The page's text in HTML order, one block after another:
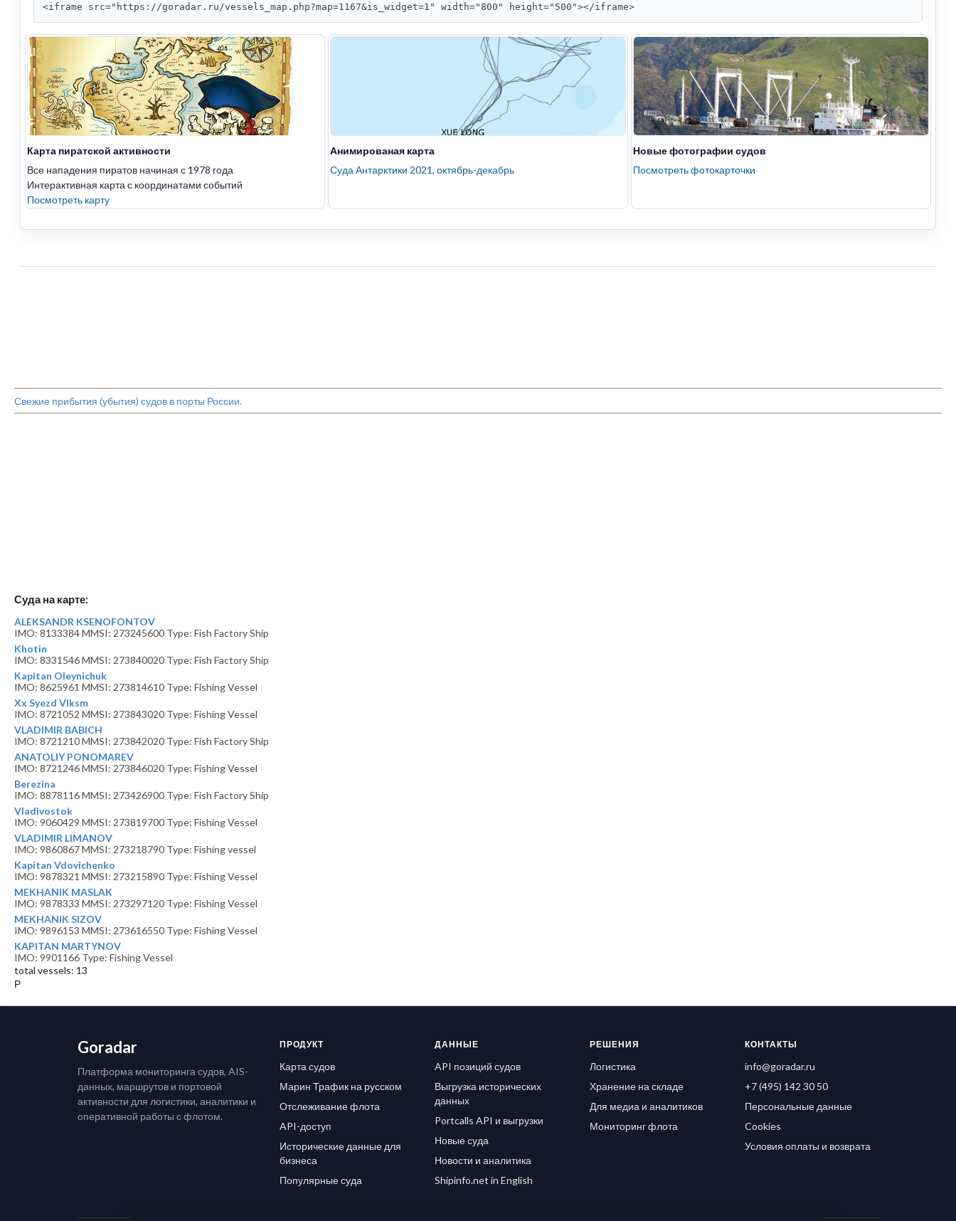
<iframe src="https://goradar.ru/vessels_map.php?map=1167&is_widget=1" width="800" height="500"></iframe>
Карта пиратской активности
Все нападения пиратов начиная с 1978 года
Интерактивная карта с координатами событий
Посмотреть карту
Анимированая карта
Суда Антарктики 2021, октябрь-декабрь
Новые фотографии судов
Посмотреть фотокарточки
Свежие прибытия (убытия) судов в порты России.
Суда на карте:
ALEKSANDR KSENOFONTOV
IMO: 8133384 MMSI: 273245600 Type: Fish Factory Ship
Khotin
IMO: 8331546 MMSI: 273840020 Type: Fish Factory Ship
Kapitan Oleynichuk
IMO: 8625961 MMSI: 273814610 Type: Fishing Vessel
Xx Syezd Vlksm
IMO: 8721052 MMSI: 273843020 Type: Fishing Vessel
VLADIMIR BABICH
IMO: 8721210 MMSI: 273842020 Type: Fish Factory Ship
ANATOLIY PONOMAREV
IMO: 8721246 MMSI: 273846020 Type: Fishing Vessel
Berezina
IMO: 8878116 MMSI: 273426900 Type: Fish Factory Ship
Vladivostok
IMO: 9060429 MMSI: 273819700 Type: Fishing Vessel
VLADIMIR LIMANOV
IMO: 9860867 MMSI: 273218790 Type: Fishing vessel
Kapitan Vdovichenko
IMO: 9878321 MMSI: 273215890 Type: Fishing Vessel
MEKHANIK MASLAK
IMO: 9878333 MMSI: 273297120 Type: Fishing Vessel
MEKHANIK SIZOV
IMO: 9896153 MMSI: 273616550 Type: Fishing Vessel
KAPITAN MARTYNOV
IMO: 9901166 Type: Fishing Vessel
total vessels: 13
Р
Goradar
Платформа мониторинга судов, AIS-
данных, маршрутов и портовой
активности для логистики, аналитики и
оперативной работы с флотом.
ПРОДУКТ
Карта судов
Марин Трафик на русском
Отслеживание флота
API-доступ
Исторические данные для
бизнеса
Популярные суда
ДАННЫЕ
API позиций судов
Выгрузка исторических
данных
Portcalls API и выгрузки
Новые суда
Новости и аналитика
Shipinfo.net in English
РЕШЕНИЯ
Логистика
Хранение на складе
Для медиа и аналитиков
Мониторинг флота
КОНТАКТЫ
info@goradar.ru
+7 (495) 142 30 50
Персональные данные
Cookies
Условия оплаты и возврата